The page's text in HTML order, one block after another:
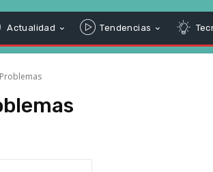
Actualidad Tendencias
Problemas